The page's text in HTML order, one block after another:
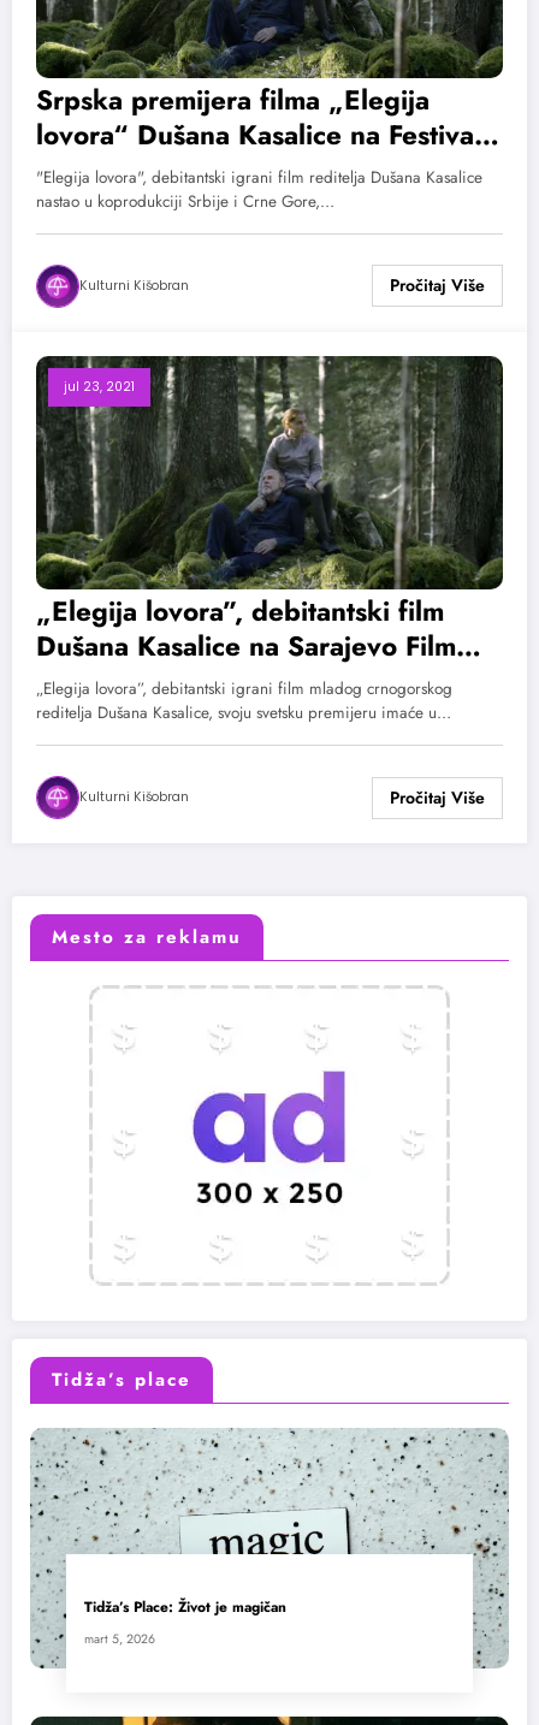
Srpska premijera filma „Elegija
lovora“ Dušana Kasalice na Festivalu
autorskog filma
"Elegija lovora", debitantski igrani film reditelja Dušana Kasalice
nastao u koprodukciji Srbije i Crne Gore,…
Kulturni Kišobran
jul 23, 2021
„Elegija lovora”, debitantski film
Dušana Kasalice na Sarajevo Film
Festivalu
„Elegija lovora”, debitantski igrani film mladog crnogorskog
reditelja Dušana Kasalice, svoju svetsku premijeru imaće u…
Kulturni Kišobran
Mesto za reklamu
Tidža’s place
Tidža’s Place: Život je magičan
mart 5, 2026